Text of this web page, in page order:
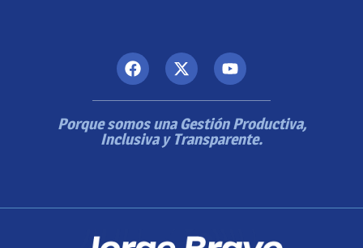
Porque somos una Gestión Productiva,
Inclusiva y Transparente.